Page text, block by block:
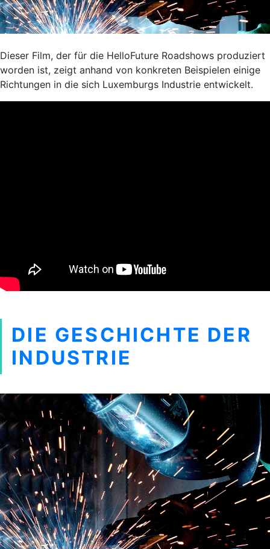
Dieser Film, der für die HelloFuture Roadshows produziert
worden ist, zeigt anhand von konkreten Beispielen einige
Richtungen in die sich Luxemburgs Industrie entwickelt.
DIE GESCHICHTE DER
INDUSTRIE